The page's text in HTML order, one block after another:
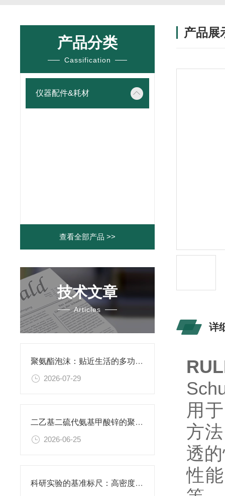
产品分类
Cassification
仪器配件&耗材
查看全部产品 >>
技术文章
Articles
聚氨酯泡沫：贴近生活的多功能柔性材料
2026-07-29
二乙基二硫代氨基甲酸锌的聚氨酯膜：功能性复合薄膜的研究应用
2026-06-25
科研实验的基准标尺：高密度聚乙烯阴性对照材料的应用价值
产品展
详
用
方
透
性